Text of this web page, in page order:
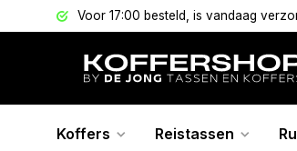
Voor 17:00 besteld, is vandaag
Koffers Reistassen